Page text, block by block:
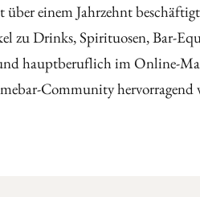
einem Jahrzehnt
zu Drinks, Spirituosen, Bar-
und hauptberuflich im Online-
Community hervorragend